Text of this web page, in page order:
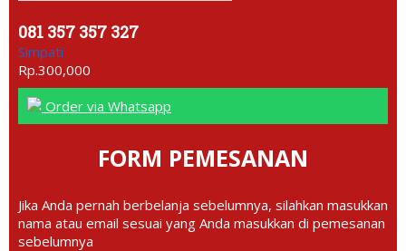
081 357 357 327
Simpati
Rp.300,000
Order via Whatsapp
FORM PEMESANAN
Jika Anda pernah berbelanja sebelumnya, silahkan masukkan
nama atau email sesuai yang Anda masukkan di pemesanan
sebelumnya